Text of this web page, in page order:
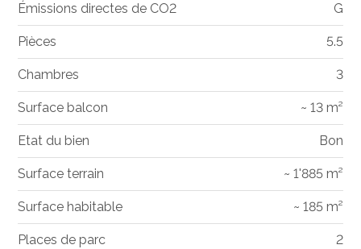
Émissions directes de CO2 G
Pièces 5.5
Chambres 3
Surface balcon ~ 13 m²
Etat du bien Bon
Surface terrain ~ 1'885 m²
Surface habitable ~ 185 m²
Places de parc 2